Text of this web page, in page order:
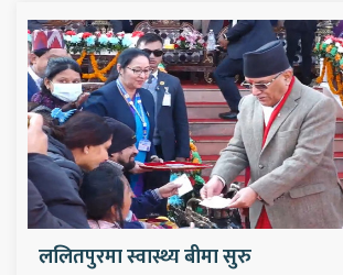
ललितपुरमा स्वास्थ्य बीमा सुरु